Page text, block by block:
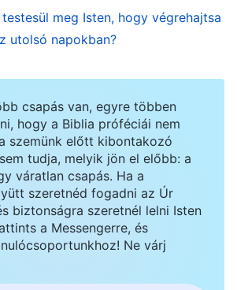
hogy elítéljem a világot,
megmentsem. Aki elvet
az az ige, amelyet
el őt az utolsó napon”(János
nem is ítél meg senkit,
egészen a Fiúnak adta át”
arra is adott Neki hatalmat,
mert Ő az Emberfia ”(János
könyvének jövendölései: „
így szólt: Féljétek az Istent,
meg Isten, hogy végrehajtsa
utolsó napokban?
csapás van, egyre többen
hogy a Biblia próféciái nem
szemünk előtt kibontakozó
tudja, melyik jön el előbb: a
váratlan csapás. Ha a
szeretnéd fogadni az Úr
biztonságra szeretnél lelni Isten
a Messengerre, és
Ne várj